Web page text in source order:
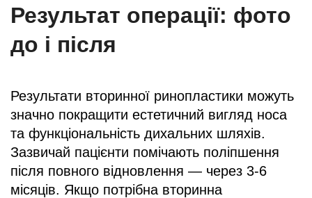
Результат операції: фото
до і після
Результати вторинної ринопластики можуть
значно покращити естетичний вигляд носа
та функціональність дихальних шляхів.
Зазвичай пацієнти помічають поліпшення
після повного відновлення — через 3-6
місяців. Якщо потрібна вторинна